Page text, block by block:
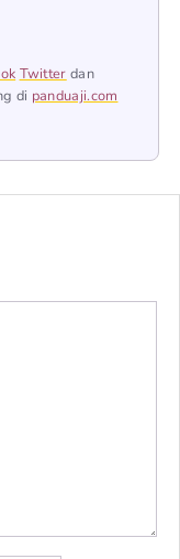
Twitter dan
di panduaji.com